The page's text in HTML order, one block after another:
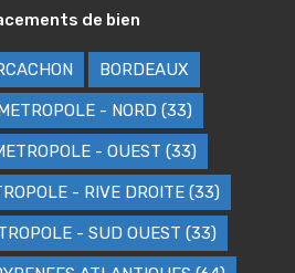
de bien
BORDEAUX
- NORD (33)
- OUEST (33)
- RIVE DROITE (33)
- SUD OUEST (33)